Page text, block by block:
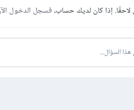
إذا كان لديك حساب،فسجل الدخول
السؤال...